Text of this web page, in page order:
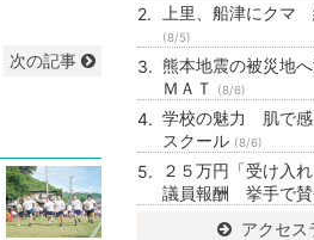
次の記事
上里、船津にク
(8/5)
熊本地震の被災地
ＭＡＴ
(8/6)
学校の魅力 肌で
スクール (8/6)
２５万円「受け入
議員報酬 挙手で賛
アクセス